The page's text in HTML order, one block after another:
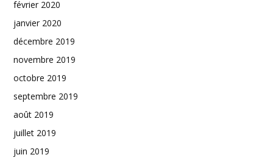
février 2020
janvier 2020
décembre 2019
novembre 2019
octobre 2019
septembre 2019
août 2019
juillet 2019
juin 2019